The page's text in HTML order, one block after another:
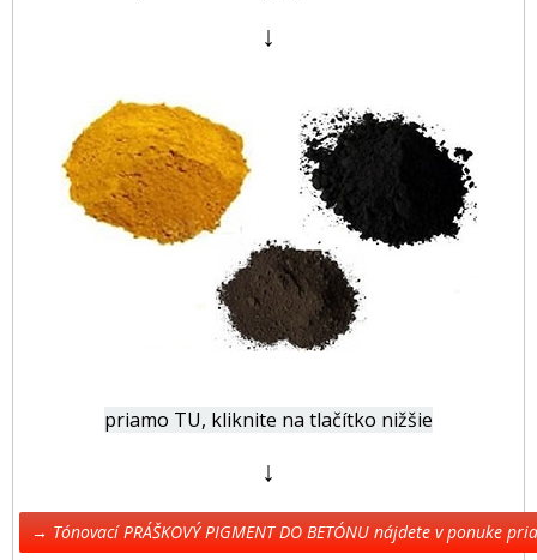
↓
priamo TU, kliknite na tlačítko nižšie
↓
→ Tónovací PRÁŠKOVÝ PIGMENT DO BETÓNU nájdete v ponuke